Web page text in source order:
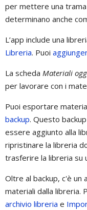
per mettere una
determinano anche
L’app include una
Libreria. Puoi
La scheda Materiali
per lavorare con i
Puoi esportare
backup. Questo
essere aggiunto alla
ripristinare la libreria
trasferire la libreria su
Oltre al backup, c'è
materiali dalla libreria.
archivio libreria e